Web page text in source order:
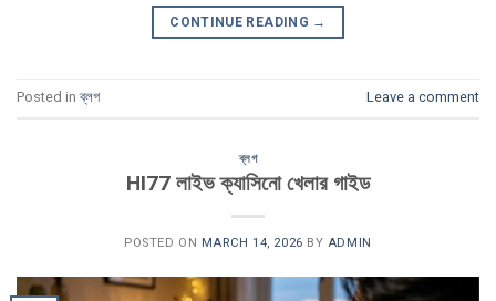
CONTINUE READING →
Posted inব্লগ Leave a comment
ব্লগ
HI77 লাইভ ক্যাসিনো খেলার গাইড
POSTED ON MARCH 14, 2026 BY ADMIN